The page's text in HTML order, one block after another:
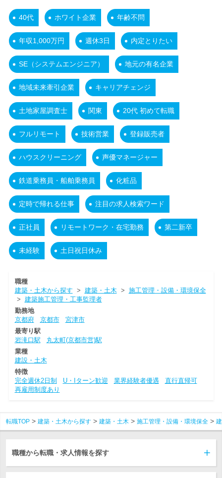
40代 ホワイト企業 年齢不問
年収1,000万円 週休3日 内定とりたい
SE（システムエンジニア） 地元の有名企業
地域未来牽引企業 キャリアチェンジ
土地家屋調査士 関東 20代 初めて転職
フルリモート 技術営業 登録販売者
ハウスクリーニング 声優マネージャー
鉄道乗務員・船舶乗務員 化粧品
定時で帰れる仕事 注目の求人検索ワード
正社員 リモートワーク・在宅勤務 第二新卒
未経験 土日祝日休み
職種
建築・土木から探す > 建築・土木 > 施工管理・設備・環境保全
> 建築施工管理・工事監理者
勤務地
京都府
京都市
宮津市
最寄り駅
岩滝口駅
丸太町(京都市営)駅
業種
建設・土木
特徴
完全週休2日制
U・Iターン歓迎 業界経験者優遇
直行直帰可
再雇用制度あり
転職TOP 建築・土木から探す 建築・土木 施工管理・設備・環境保全
職種から転職・求人情報を探す